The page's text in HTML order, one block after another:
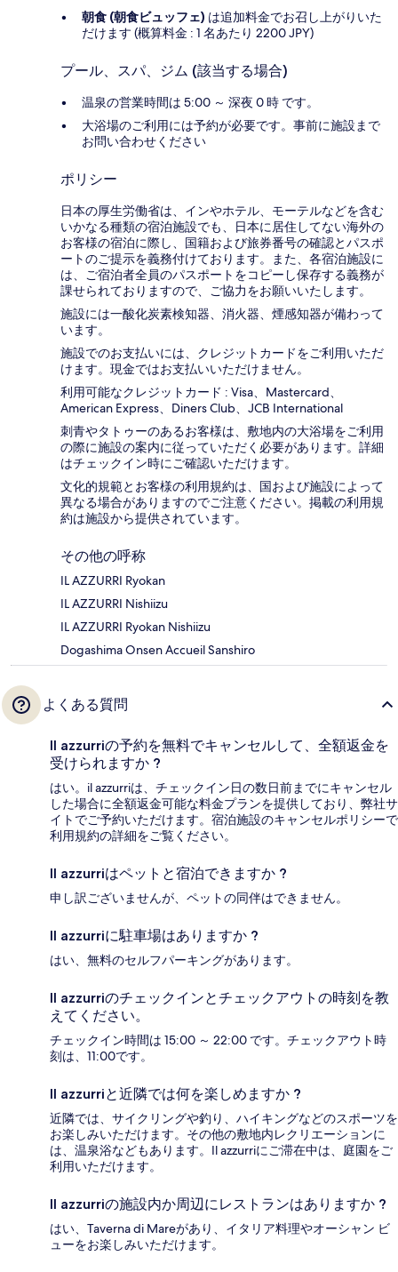
朝食 (朝食ビュッフェ) は追加料金でお召し上がりいた
だけます (概算料金 : 1 名あたり 2200 JPY)
プール、スパ、ジム (該当する場合)
温泉の営業時間は 5:00 ～ 深夜 0 時 です。
大浴場のご利用には予約が必要です。事前に施設まで
お問い合わせください
ポリシー
日本の厚生労働省は、インやホテル、モーテルなどを含む
いかなる種類の宿泊施設でも、日本に​居住してない海外の
お客様の宿泊に際し、国籍および旅券番号の確認とパスポ
ートのご提示を義務付け​ております。また、各宿泊施設に
は、ご宿泊者全員のパスポートをコピーし保存する義務が
課せられておりますの​で、ご協力をお願いいたします。
施設には一酸化炭素検知器、消火器、煙感知器が備わって
います。
施設でのお支払いには、クレジットカードをご利用いただ
けます。現金ではお支払いいただけません。
利用可能なクレジットカード : Visa、Mastercard、
American Express、Diners Club、JCB International
刺青やタトゥーのあるお客様は、敷地内の大浴場をご利用
の際に施設の案内に従っていただく必要があります。詳細
はチェックイン時にご確認いただけます。
文化的規範とお客様の利用規約は、国および施設によって
異なる場合がありますのでご注意ください。掲載の利用規
約は施設から提供されています。
その他の呼称
IL AZZURRI Ryokan
IL AZZURRI Nishiizu
IL AZZURRI Ryokan Nishiizu
Dogashima Onsen Accueil Sanshiro
よくある質問
Il azzurriの予約を無料でキャンセルして、全額返金を
受けられますか ?
はい。il azzurriは、チェックイン日の数日前までにキャンセル
した場合に全額返金可能な料金プランを提供しており、弊社サ
イトでご予約いただけます。宿泊施設のキャンセルポリシーで
利用規約の詳細をご覧ください。
Il azzurriはペットと宿泊できますか ?
申し訳ございませんが、ペットの同伴はできません。
Il azzurriに駐車場はありますか ?
はい、無料のセルフパーキングがあります。
Il azzurriのチェックインとチェックアウトの時刻を教
えてください。
チェックイン時間は 15:00 ～ 22:00 です。チェックアウト時
刻は、11:00です。
Il azzurriと近隣では何を楽しめますか ?
近隣では、サイクリングや釣り、ハイキングなどのスポーツを
お楽しみいただけます。その他の敷地内レクリエーションに
は、温泉浴などもあります。Il azzurriにご滞在中は、庭園をご
利用いただけます。
Il azzurriの施設内か周辺にレストランはありますか ?
はい、Taverna di Mareがあり、イタリア料理やオーシャン ビ
ューをお楽しみいただけます。